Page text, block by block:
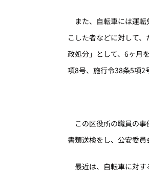
また、自転車には運転
こした者などに対して
政処分」として、6ヶ月
項8号、施行令38条5項2
この区役所の職員の事
書類送検をし、公安委員
最近は、自転車に対す